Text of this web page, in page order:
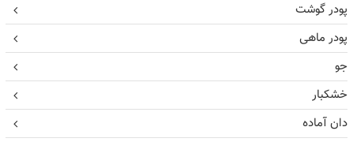
پودر گوشت
پودر ماهی
جو
خشکبار
دان آماده